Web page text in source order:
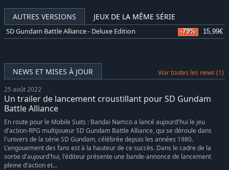
AUTRES VERSIONS JEUX DE LA MÊME SÉRIE
SD Gundam Battle Alliance - Deluxe Edition -79% 15,99€
NEWS ET MISES À JOUR Voir toutes les news (1)
25 août 2022
Un trailer de lancement croustillant pour SD Gundam
Battle Alliance
En route pour le Mobile Suits : Bandai Namco a lancé aujourd'hui le jeu
d'action-RPG multijoueur SD Gundam Battle Alliance, qui se déroule dans
l'univers de la série SD Gundam, célébrée depuis les années 1980.
L'engouement des fans est à la hauteur de ce succès. Dans le cadre de la
sortie d'aujourd'hui, l'éditeur présente une bande-annonce de lancement
pleine d'action et...